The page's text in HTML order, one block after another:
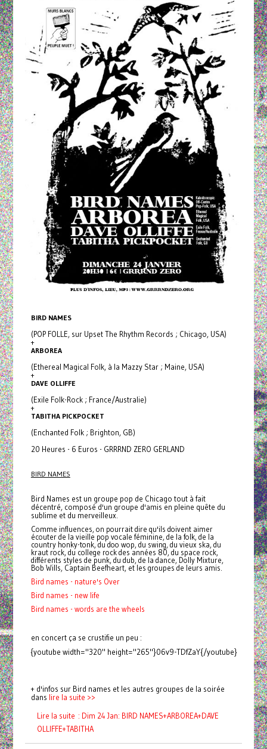
BIRD NAMES
(POP FOLLE, sur Upset The Rhythm Records ; Chicago, USA)
+
ARBOREA
(Ethereal Magical Folk, à la Mazzy Star ; Maine, USA)
+
DAVE OLLIFFE
(Exile Folk-Rock ; France/Australie)
+
TABITHA PICKPOCKET
(Enchanted Folk ; Brighton, GB)
20 Heures - 6 Euros - GRRRND ZERO GERLAND
BIRD NAMES
Bird Names est un groupe pop de Chicago tout à fait
décentré, composé d'un groupe d'amis en pleine quête du
sublime et du merveilleux.
Comme influences, on pourrait dire qu'ils doivent aimer
écouter de la vieille pop vocale féminine, de la folk, de la
country honky-tonk, du doo wop, du swing, du vieux ska, du
kraut rock, du college rock des années 80, du space rock,
différents styles de punk, du dub, de la dance, Dolly Mixture,
Bob Wills, Captain Beefheart, et les groupes de leurs amis.
Bird names - nature's Over
Bird names - new life
Bird names - words are the wheels
en concert ça se crustifie un peu :
{youtube width="320" height="265"}06v9-TDfZaY{/youtube}
+ d'infos sur Bird names et les autres groupes de la soirée
dans lire la suite >>
Lire la suite : Dim 24 Jan: BIRD NAMES+ARBOREA+DAVE
OLLIFFE+TABITHA